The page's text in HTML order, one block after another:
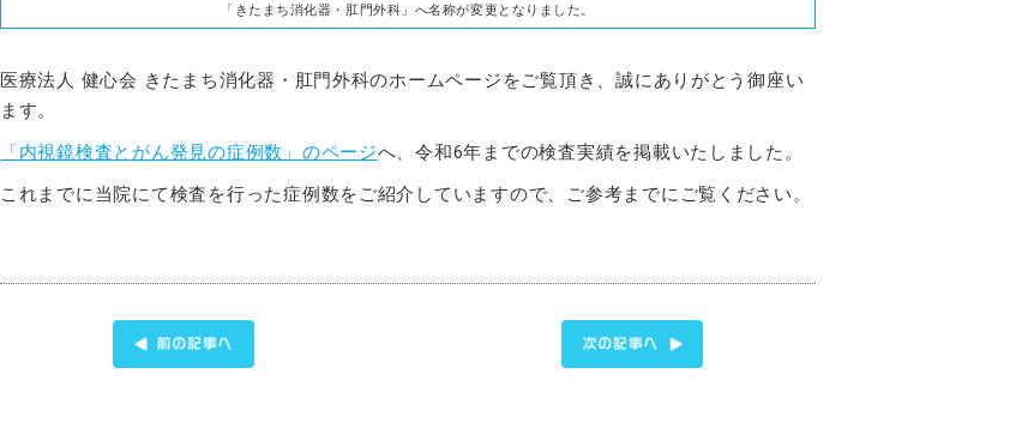
「きたまち消化器・肛門外科」へ名称が変更となりました。
医療法人 健心会 きたまち消化器・肛門外科のホームページをご覧頂き、誠にありがとう御座い
ます。
「内視鏡検査とがん発見の症例数」のページへ、令和6年までの検査実績を掲載いたしました。
これまでに当院にて検査を行った症例数をご紹介していますので、ご参考までにご覧ください。